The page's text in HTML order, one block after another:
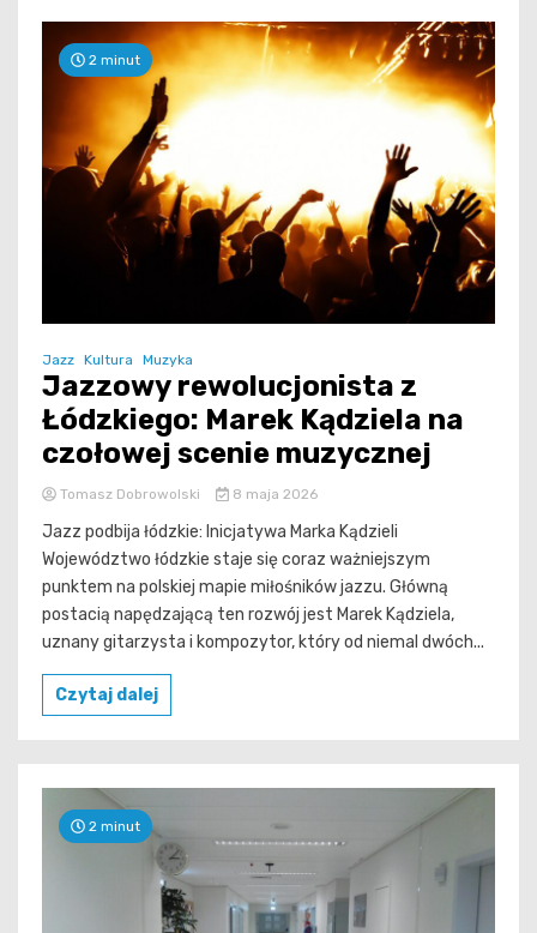
2 minut
Jazz Kultura Muzyka
Jazzowy rewolucjonista z
Łódzkiego: Marek Kądziela na
czołowej scenie muzycznej
Tomasz Dobrowolski 8 maja 2026
Jazz podbija łódzkie: Inicjatywa Marka Kądzieli
Województwo łódzkie staje się coraz ważniejszym
punktem na polskiej mapie miłośników jazzu. Główną
postacią napędzającą ten rozwój jest Marek Kądziela,
uznany gitarzysta i kompozytor, który od niemal dwóch...
Czytaj dalej
2 minut